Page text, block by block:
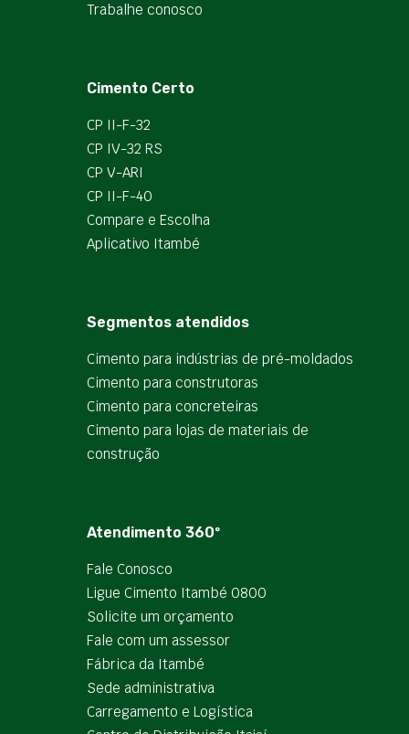
Trabalhe conosco
Cimento Certo
CP II-F-32
CP IV-32 RS
CP V-ARI
CP II-F-40
Compare e Escolha
Aplicativo Itambé
Segmentos atendidos
Cimento para indústrias de pré-moldados
Cimento para construtoras
Cimento para concreteiras
Cimento para lojas de materiais de
construção
Atendimento 360º
Fale Conosco
Ligue Cimento Itambé 0800
Solicite um orçamento
Fale com um assessor
Fábrica da Itambé
Sede administrativa
Carregamento e Logística